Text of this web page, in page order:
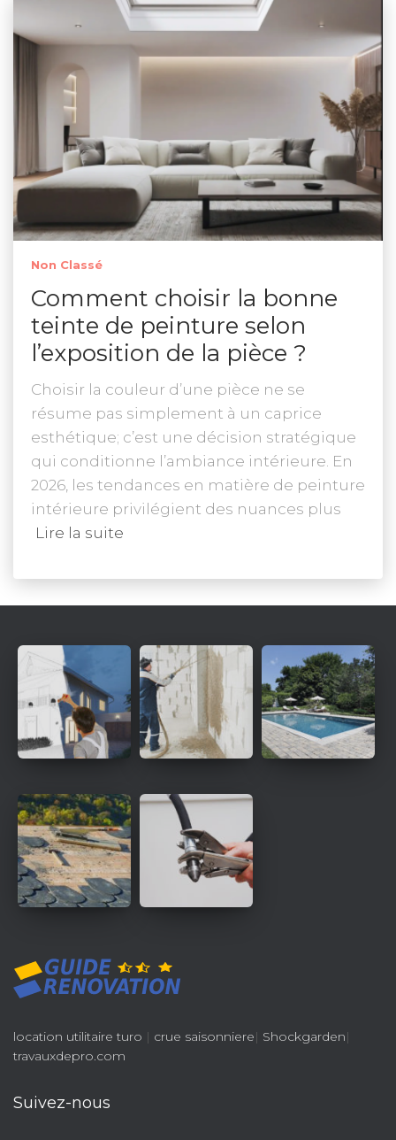
Non Classé
Comment choisir la bonne
teinte de peinture selon
l’exposition de la pièce ?
Choisir la couleur d’une pièce ne se
résume pas simplement à un caprice
esthétique; c’est une décision stratégique
qui conditionne l’ambiance intérieure. En
2026, les tendances en matière de peinture
intérieure privilégient des nuances plus
Lire la suite
location utilitaire turo | crue saisonniere| Shockgarden|
travauxdepro.com
Suivez-nous